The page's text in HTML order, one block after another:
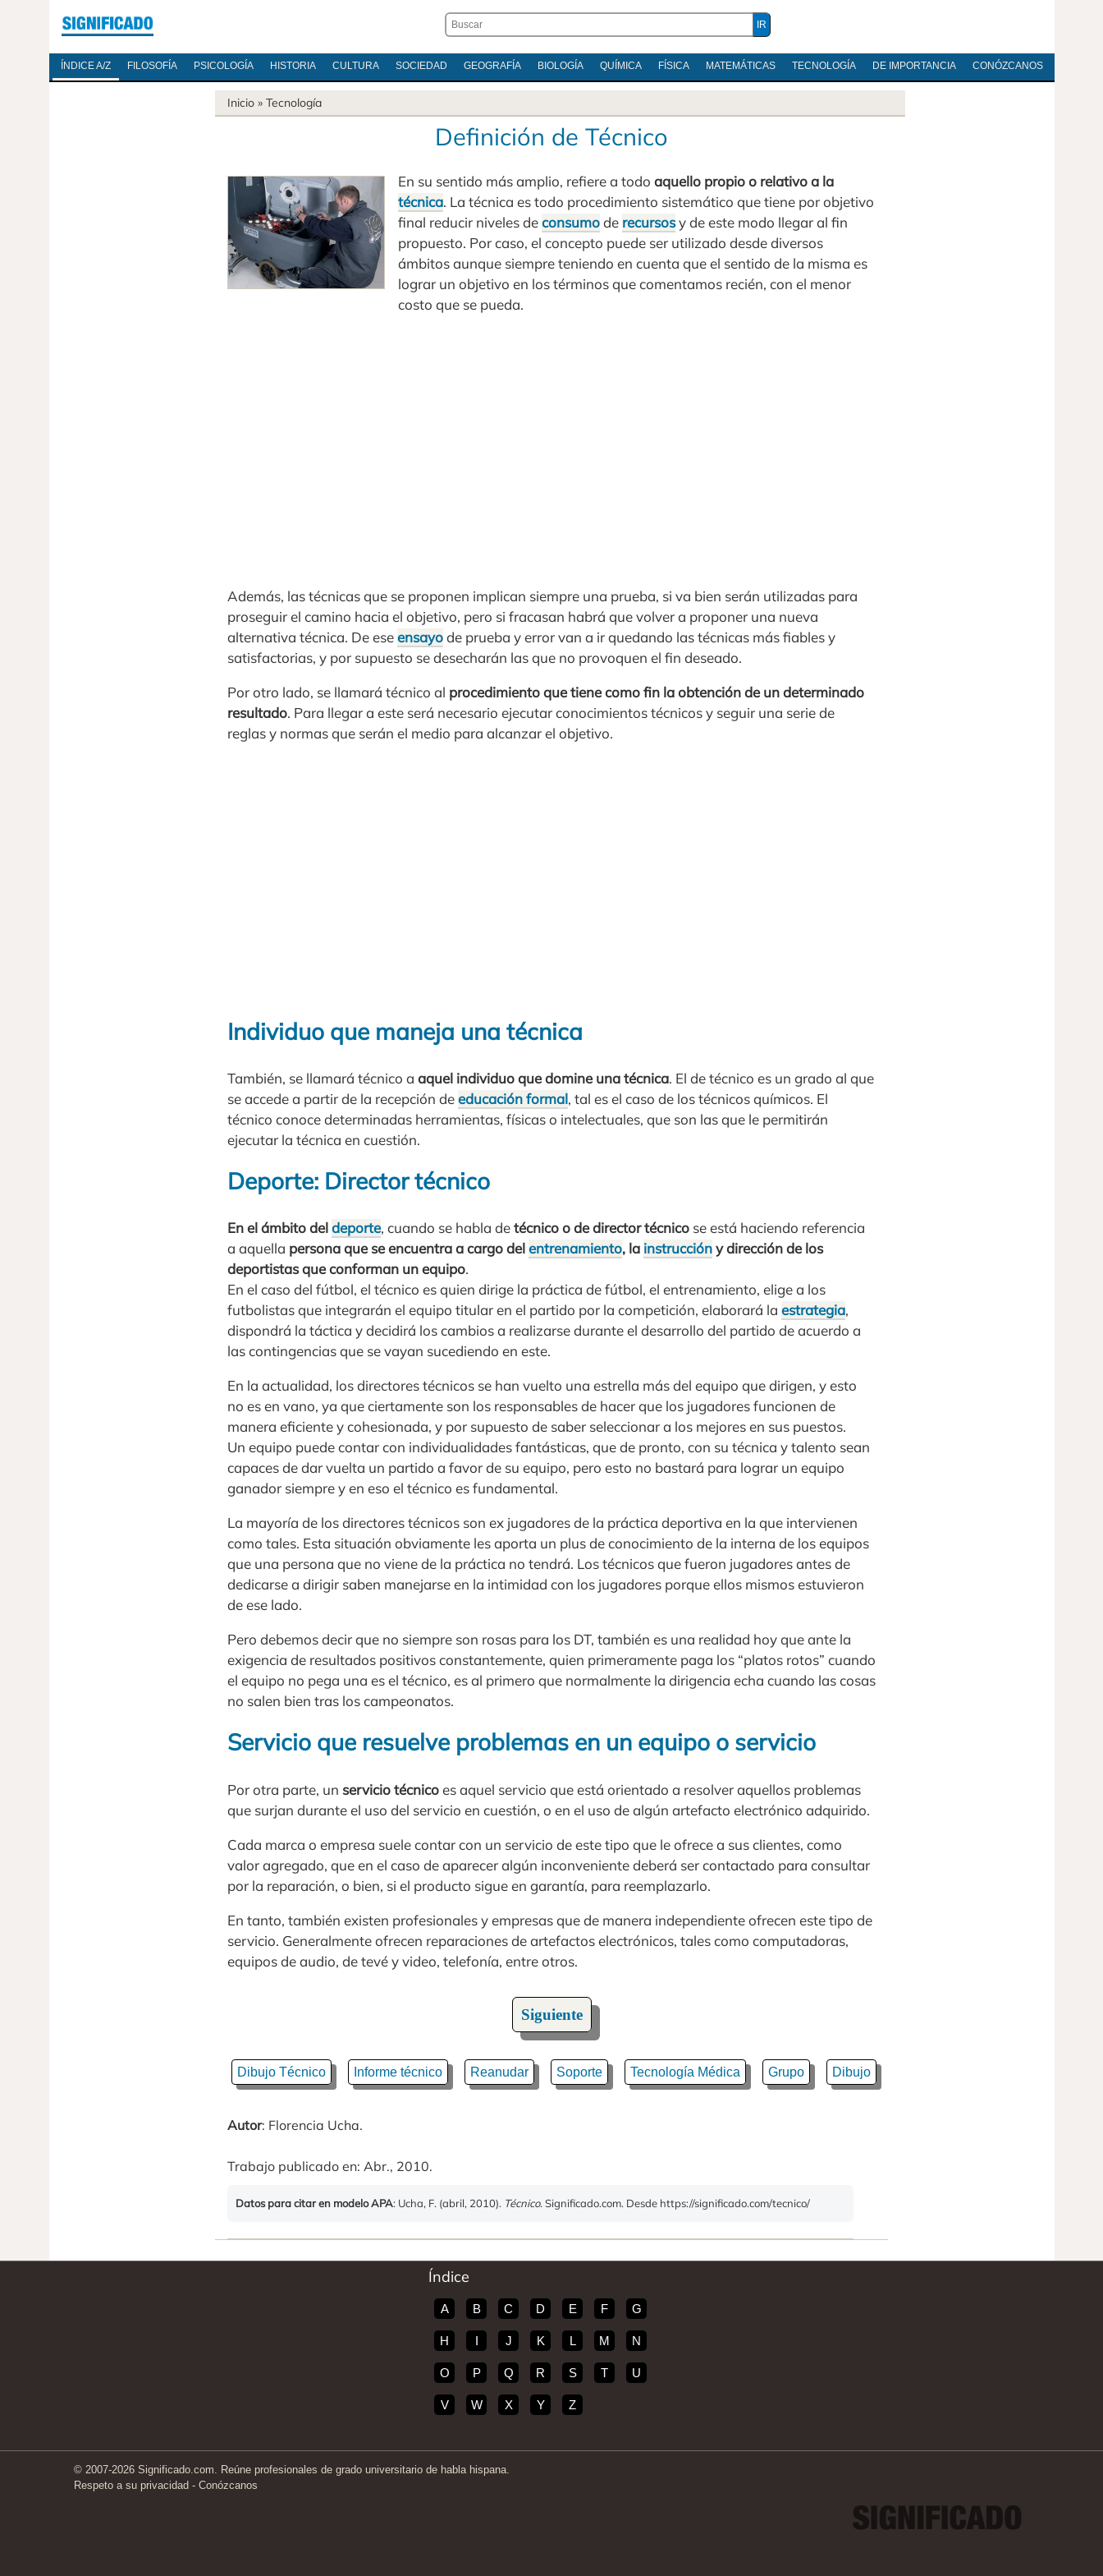
ÍNDICE A/Z FILOSOFÍA PSICOLOGÍA HISTORIA CULTURA SOCIEDAD GEOGRAFÍA BIOLOGÍA QUÍMICA FÍSICA MATEMÁTICAS TECNOLOGÍA DE IMPORTANCIA CONÓZCANOS
Inicio » Tecnología
Definición de Técnico
En su sentido más amplio, refiere a todo aquello propio o relativo a la
técnica. La técnica es todo procedimiento sistemático que tiene por objetivo
final reducir niveles deconsumode recursosy de este modo llegar al fin
propuesto. Por caso, el concepto puede ser utilizado desde diversos
ámbitos aunque siempre teniendo en cuenta que el sentido de la misma es
lograr un objetivo en los términos que comentamos recién, con el menor
costo que se pueda.
Además, las técnicas que se proponen implican siempre una prueba, si va bien serán utilizadas para
proseguir el camino hacia el objetivo, pero si fracasan habrá que volver a proponer una nueva
alternativa técnica. De eseensayode prueba y error van a ir quedando las técnicas más fiables y
satisfactorias, y por supuesto se desecharán las que no provoquen el fin deseado.
Por otro lado, se llamará técnico al procedimiento que tiene como fin la obtención de un determinado
resultado. Para llegar a este será necesario ejecutar conocimientos técnicos y seguir una serie de
reglas y normas que serán el medio para alcanzar el objetivo.
Individuo que maneja una técnica
También, se llamará técnico a aquel individuo que domine una técnica. El de técnico es un grado al que
se accede a partir de la recepción deeducación formal, tal es el caso de los técnicos químicos. El
técnico conoce determinadas herramientas, físicas o intelectuales, que son las que le permitirán
ejecutar la técnica en cuestión.
Deporte: Director técnico
En el ámbito deldeporte, cuando se habla detécnico o de director técnico se está haciendo referencia
a aquella persona que se encuentra a cargo delentrenamiento, la instruccióny dirección de los
deportistas que conforman un equipo.
En el caso del fútbol, el técnico es quien dirige la práctica de fútbol, el entrenamiento, elige a los
futbolistas que integrarán el equipo titular en el partido por la competición, elaborará la estrategia,
dispondrá la táctica y decidirá los cambios a realizarse durante el desarrollo del partido de acuerdo a
las contingencias que se vayan sucediendo en este.
En la actualidad, los directores técnicos se han vuelto una estrella más del equipo que dirigen, y esto
no es en vano, ya que ciertamente son los responsables de hacer que los jugadores funcionen de
manera eficiente y cohesionada, y por supuesto de saber seleccionar a los mejores en sus puestos.
Un equipo puede contar con individualidades fantásticas, que de pronto, con su técnica y talento sean
capaces de dar vuelta un partido a favor de su equipo, pero esto no bastará para lograr un equipo
ganador siempre y en eso el técnico es fundamental.
La mayoría de los directores técnicos son ex jugadores de la práctica deportiva en la que intervienen
como tales. Esta situación obviamente les aporta un plus de conocimiento de la interna de los equipos
que una persona que no viene de la práctica no tendrá. Los técnicos que fueron jugadores antes de
dedicarse a dirigir saben manejarse en la intimidad con los jugadores porque ellos mismos estuvieron
de ese lado.
Pero debemos decir que no siempre son rosas para los DT, también es una realidad hoy que ante la
exigencia de resultados positivos constantemente, quien primeramente paga los “platos rotos” cuando
el equipo no pega una es el técnico, es al primero que normalmente la dirigencia echa cuando las cosas
no salen bien tras los campeonatos.
Servicio que resuelve problemas en un equipo o servicio
Por otra parte, un servicio técnicoes aquel servicio que está orientado a resolver aquellos problemas
que surjan durante el uso del servicio en cuestión, o en el uso de algún artefacto electrónico adquirido.
Cada marca o empresa suele contar con un servicio de este tipo que le ofrece a sus clientes, como
valor agregado, que en el caso de aparecer algún inconveniente deberá ser contactado para consultar
por la reparación, o bien, si el producto sigue en garantía, para reemplazarlo.
En tanto, también existen profesionales y empresas que de manera independiente ofrecen este tipo de
servicio. Generalmente ofrecen reparaciones de artefactos electrónicos, tales como computadoras,
equipos de audio, de tevé y video, telefonía, entre otros.
Siguiente
Dibujo Técnico Informe técnico Reanudar Soporte Tecnología Médica Grupo Dibujo
Autor: Florencia Ucha.
Trabajo publicado en: Abr., 2010.
Datos para citar en modelo APA: Ucha, F. (abril, 2010). Técnico. Significado.com. Desde https://significado.com/tecnico/
Índice
A B C D E F G
H I J K L M N
O P Q R S T U
V W X Y Z
© 2007-2026 Significado.com. Reúne profesionales de grado universitario de habla hispana.
Respeto a su privacidad- Conózcanos